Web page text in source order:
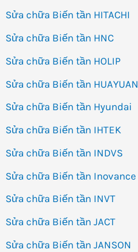
Sửa chữa Biến tần HITACHI
Sửa chữa Biến tần HNC
Sửa chữa Biến tần HOLIP
Sửa chữa Biến tần HUAYUAN
Sửa chữa Biến tần Hyundai
Sửa chữa Biến tần IHTEK
Sửa chữa Biến tần INDVS
Sửa chữa Biến tần Inovance
Sửa chữa Biến tần INVT
Sửa chữa Biến tần JACT
Sửa chữa Biến tần JANSON